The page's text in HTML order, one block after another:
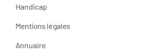
Handicap
Mentions légales
Annuaire